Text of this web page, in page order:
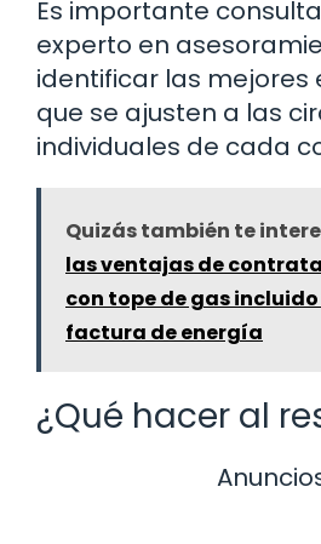
Es importante
experto en
identificar las mejores
que se ajusten a las
individuales de cada
Quizás también te
las ventajas de
con tope de gas
factura de energía
¿Qué hacer al